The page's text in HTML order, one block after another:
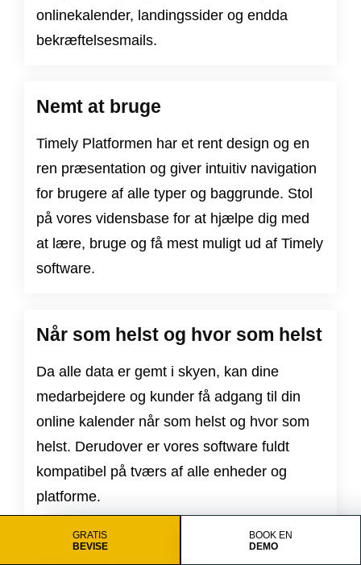
GRATIS
BEVISE
BOOK EN
DEMO
onlinekalender, landingssider og endda
bekræftelsesmails.
Nemt at bruge
Timely Platformen har et rent design og en
ren præsentation og giver intuitiv navigation
for brugere af alle typer og baggrunde. Stol
på vores vidensbase for at hjælpe dig med
at lære, bruge og få mest muligt ud af Timely
software.
Når som helst og hvor som helst
Da alle data er gemt i skyen, kan dine
medarbejdere og kunder få adgang til din
online kalender når som helst og hvor som
helst. Derudover er vores software fuldt
kompatibel på tværs af alle enheder og
platforme.